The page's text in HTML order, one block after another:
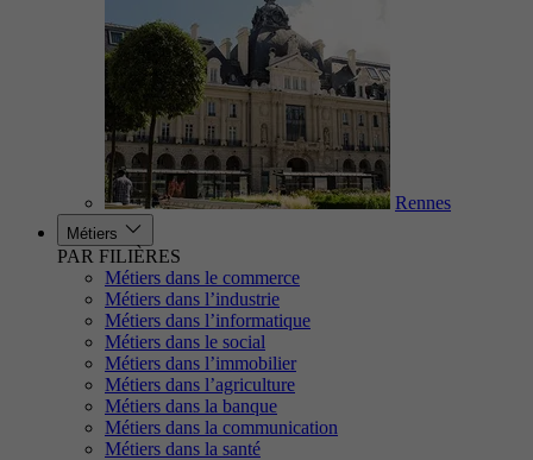
Rennes
Métiers
PAR FILIÈRES
Métiers dans le commerce
Métiers dans l’industrie
Métiers dans l’informatique
Métiers dans le social
Métiers dans l’immobilier
Métiers dans l’agriculture
Métiers dans la banque
Métiers dans la communication
Métiers dans la santé